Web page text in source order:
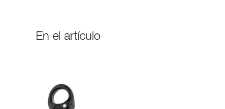
En el artículo